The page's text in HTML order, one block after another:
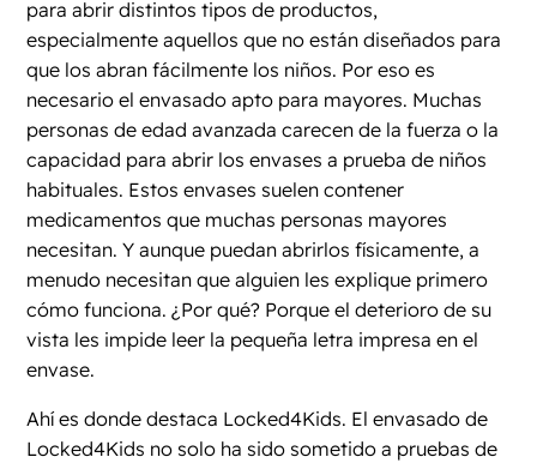
para abrir distintos tipos de productos,
especialmente aquellos que no están diseñados para
que los abran fácilmente los niños. Por eso es
necesario el envasado apto para mayores. Muchas
personas de edad avanzada carecen de la fuerza o la
capacidad para abrir los envases a prueba de niños
habituales. Estos envases suelen contener
medicamentos que muchas personas mayores
necesitan. Y aunque puedan abrirlos físicamente, a
menudo necesitan que alguien les explique primero
cómo funciona. ¿Por qué? Porque el deterioro de su
vista les impide leer la pequeña letra impresa en el
envase.
Ahí es donde destaca Locked4Kids. El envasado de
Locked4Kids no solo ha sido sometido a pruebas de